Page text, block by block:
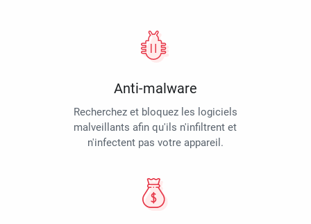
Anti-malware
Recherchez et bloquez les logiciels
malveillants afin qu'ils n'infiltrent et
n'infectent pas votre appareil.